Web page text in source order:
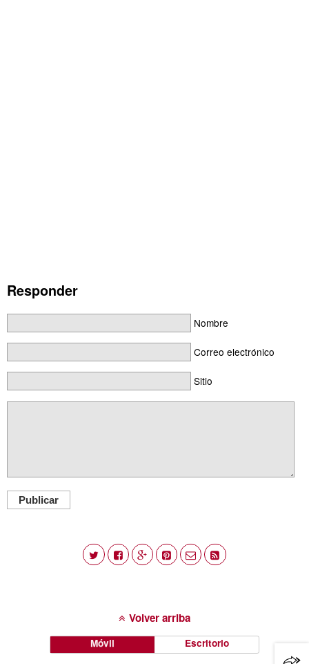
Responder
Nombre
Correo electrónico
Sitio
Publicar
Volver arriba
Móvil Escritorio